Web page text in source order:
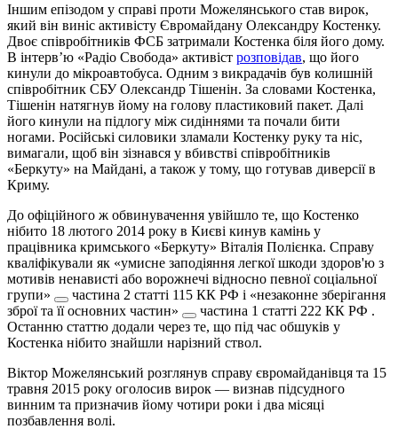
Іншим епізодом у справі проти Можелянського став вирок,
який він виніс активісту Євромайдану Олександру Костенку.
Двоє співробітників ФСБ затримали Костенка біля його дому.
В інтервʼю «Радіо Свобода» активіст розповідав, що його
кинули до мікроавтобуса. Одним з викрадачів був колишній
співробітник СБУ Олександр Тішенін. За словами Костенка,
Тішенін натягнув йому на голову пластиковий пакет. Далі
його кинули на підлогу між сидіннями та почали бити
ногами. Російські силовики зламали Костенку руку та ніс,
вимагали, щоб він зізнався у вбивстві співробітників
«Беркуту» на Майдані, а також у тому, що готував диверсії в
Криму.
До офіційного ж обвинувачення увійшло те, що Костенко
нібито 18 лютого 2014 року в Києві кинув камінь у
працівника кримського «Беркуту» Віталія Полієнка. Справу
кваліфікували як «умисне заподіяння легкої шкоди здоров'ю з
мотивів ненависті або ворожнечі відносно певної соціальної
групи»
частина 2 статті 115 КК РФ і «незаконне зберігання
зброї та її основних частин»
частина 1 статті 222 КК РФ .
Останню статтю додали через те, що під час обшуків у
Костенка нібито знайшли нарізний ствол.
Віктор Можелянський розглянув справу євромайданівця та 15
травня 2015 року оголосив вирок — визнав підсудного
винним та призначив йому чотири роки і два місяці
позбавлення волі.